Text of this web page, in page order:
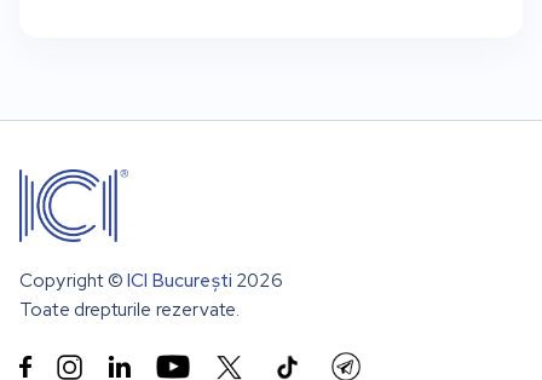
Copyright © ICI București 2026
Toate drepturile rezervate.
 